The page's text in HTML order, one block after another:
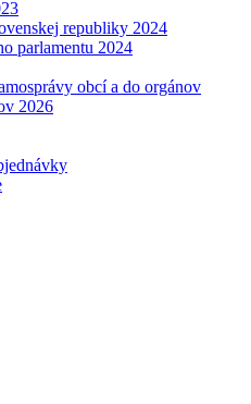
republiky 2024
parlamentu 2024
obcí a do orgánov
2026